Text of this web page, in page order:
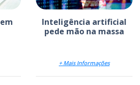
Inteligência artificial
pede mão na massa
+ Mais Informações